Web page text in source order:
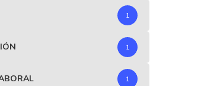
1
1
1